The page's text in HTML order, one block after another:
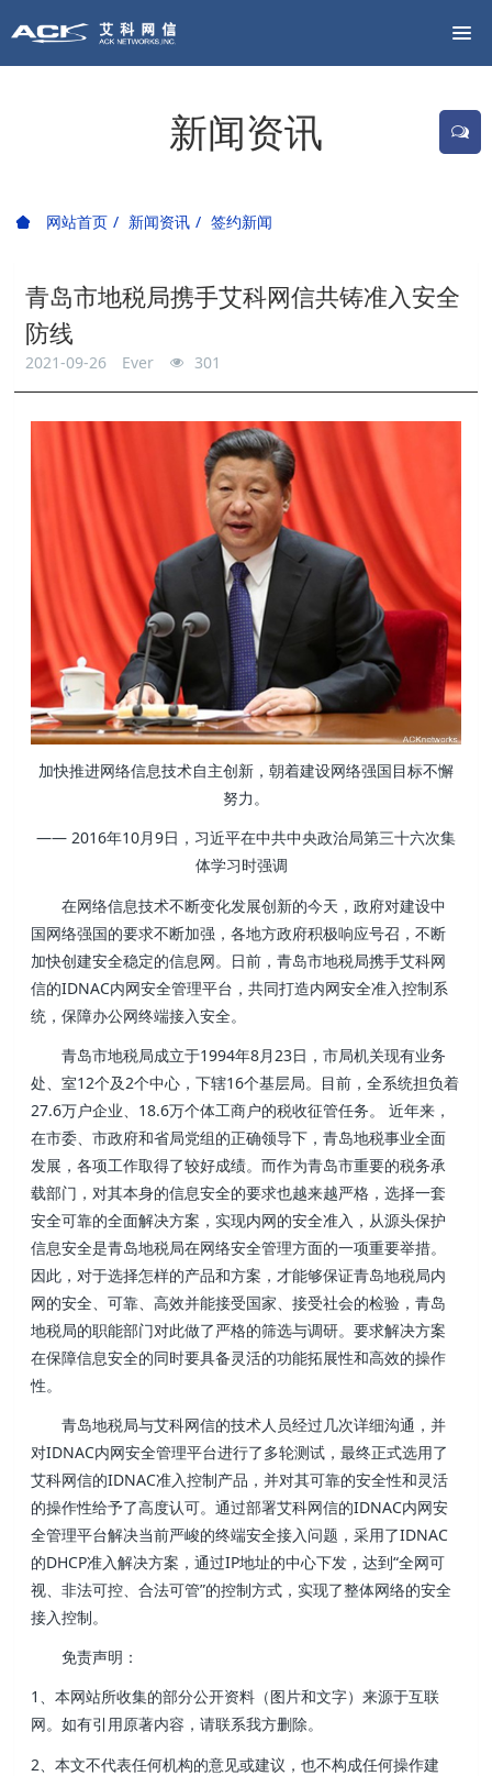
新闻资讯
网站首页 新闻资讯 签约新闻
青岛市地税局携手艾科网信共铸准入安全
防线
2021-09-26 Ever 301
加快推进网络信息技术自主创新，朝着建设网络强国目标不懈
努力。
—— 2016年10月9日，习近平在中共中央政治局第三十六次集
体学习时强调
在网络信息技术不断变化发展创新的今天，政府对建设中
国网络强国的要求不断加强，各地方政府积极响应号召，不断
加快创建安全稳定的信息网。日前，青岛市地税局携手艾科网
信的IDNAC内网安全管理平台，共同打造内网安全准入控制系
统，保障办公网终端接入安全。
青岛市地税局成立于1994年8月23日，市局机关现有业务
处、室12个及2个中心，下辖16个基层局。目前，全系统担负着
27.6万户企业、18.6万个体工商户的税收征管任务。 近年来，
在市委、市政府和省局党组的正确领导下，青岛地税事业全面
发展，各项工作取得了较好成绩。而作为青岛市重要的税务承
载部门，对其本身的信息安全的要求也越来越严格，选择一套
安全可靠的全面解决方案，实现内网的安全准入，从源头保护
信息安全是青岛地税局在网络安全管理方面的一项重要举措。
因此，对于选择怎样的产品和方案，才能够保证青岛地税局内
网的安全、可靠、高效并能接受国家、接受社会的检验，青岛
地税局的职能部门对此做了严格的筛选与调研。要求解决方案
在保障信息安全的同时要具备灵活的功能拓展性和高效的操作
性。
青岛地税局与艾科网信的技术人员经过几次详细沟通，并
对IDNAC内网安全管理平台进行了多轮测试，最终正式选用了
艾科网信的IDNAC准入控制产品，并对其可靠的安全性和灵活
的操作性给予了高度认可。通过部署艾科网信的IDNAC内网安
全管理平台解决当前严峻的终端安全接入问题，采用了IDNAC
的DHCP准入解决方案，通过IP地址的中心下发，达到“全网可
视、非法可控、合法可管”的控制方式，实现了整体网络的安全
接入控制。
免责声明：
1、本网站所收集的部分公开资料（图片和文字）来源于互联
网。如有引用原著内容，请联系我方删除。
2、本文不代表任何机构的意见或建议，也不构成任何操作建